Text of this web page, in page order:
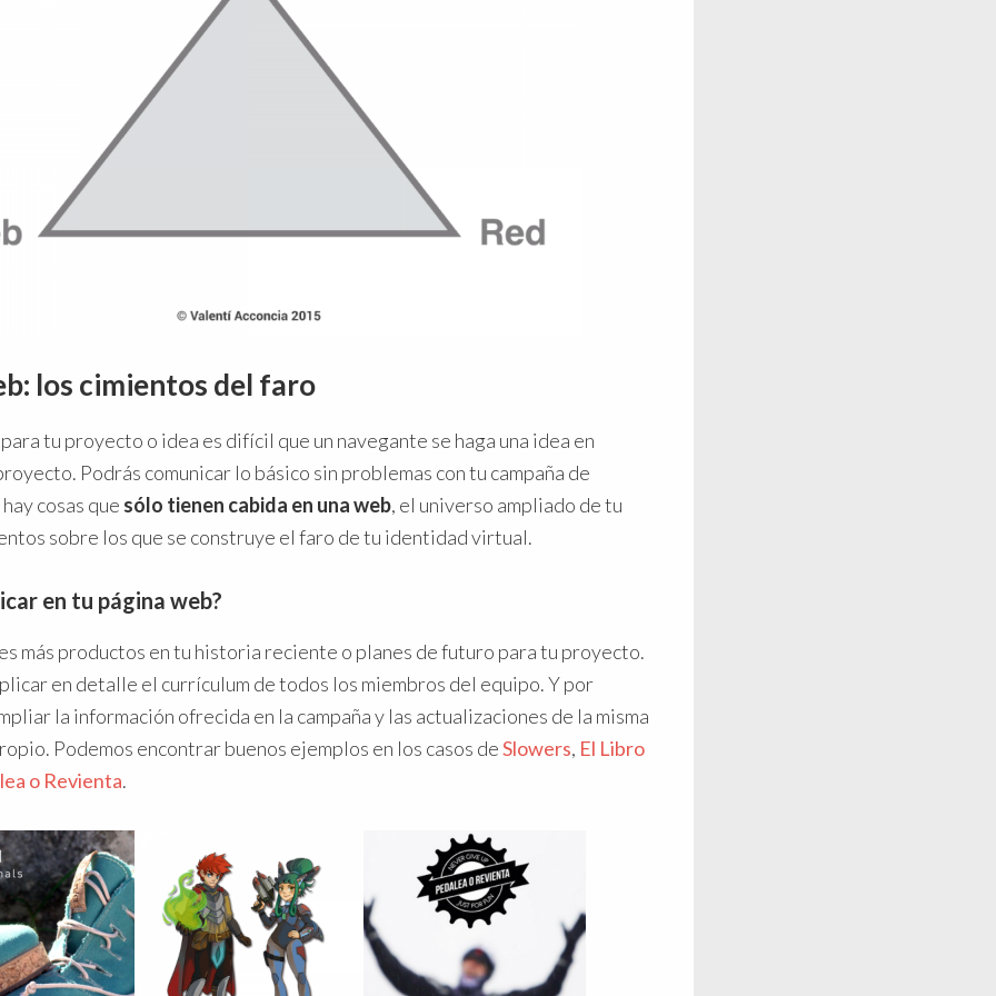
los cimientos del faro
tu proyecto o idea es difícil que un navegante se haga una idea en
Podrás comunicar lo básico sin problemas con tu campaña de
cosas que sólo tienen cabida en una web, el universo ampliado de tu
sobre los que se construye el faro de tu identidad virtual.
en tu página web?
más productos en tu historia reciente o planes de futuro para tu proyecto.
en detalle el currículum de todos los miembros del equipo. Y por
la información ofrecida en la campaña y las actualizaciones de la misma
Podemos encontrar buenos ejemplos en los casos deSlowers, El Libro
o Revienta.